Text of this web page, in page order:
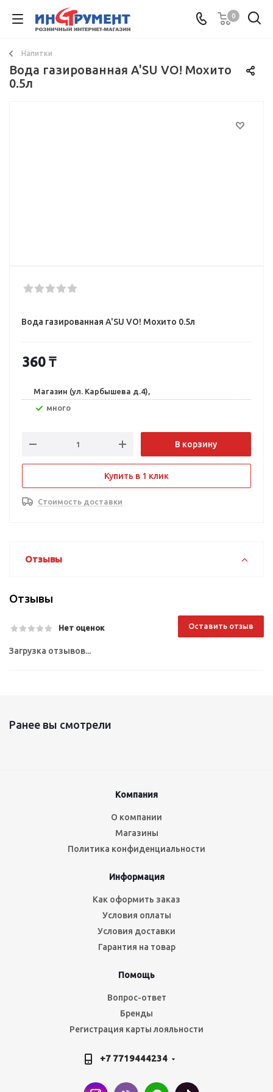
0
Напитки
Вода газированная A'SU VO! Мохито
0.5л
Вода газированная A'SU VO! Мохито 0.5л
360 ₸
Магазин (ул. Карбышева д.4),
Много
В корзину
Купить в 1 клик
Стоимость доставки
Отзывы
Отзывы
Нет оценок Оставить отзыв
Загрузка отзывов...
Ранее вы смотрели
Компания
О компании
Магазины
Политика конфиденциальности
Информация
Как оформить заказ
Условия оплаты
Условия доставки
Гарантия на товар
Помощь
Вопрос-ответ
Бренды
Регистрация карты лояльности
+7 7719444234